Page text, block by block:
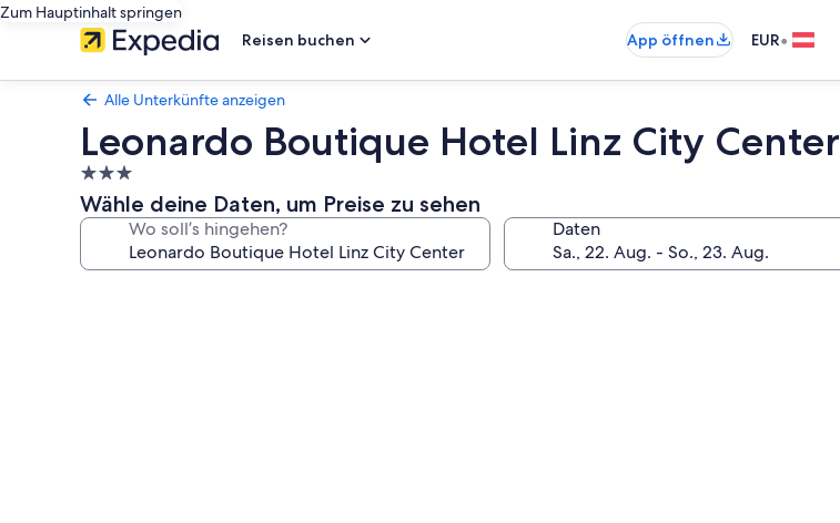
Zum Hauptinhalt springen
Reisen buchen
App öffnen EUR•
Alle Unterkünfte anzeigen
Leonardo Boutique Hotel Linz City Center
3.0-
Sterne-
Unterkunft
Wähle deine Daten, um Preise zu sehen
Wo soll’s hingehen? Daten